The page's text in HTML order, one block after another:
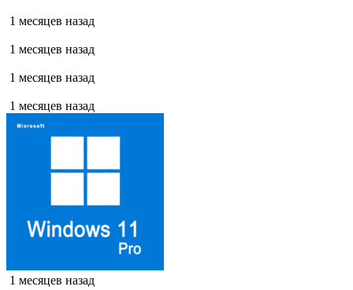
1 месяцев назад
1 месяцев назад
1 месяцев назад
1 месяцев назад
1 месяцев назад